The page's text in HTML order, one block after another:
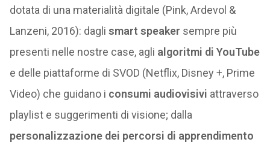
dotata di una materialità digitale (Pink, Ardevol &
Lanzeni, 2016): dagli smart speaker sempre più
presenti nelle nostre case, agli algoritmi di YouTube
e delle piattaforme di SVOD (Netflix, Disney +, Prime
Video) che guidano i consumi audiovisivi attraverso
playlist e suggerimenti di visione; dalla
personalizzazione dei percorsi di apprendimento